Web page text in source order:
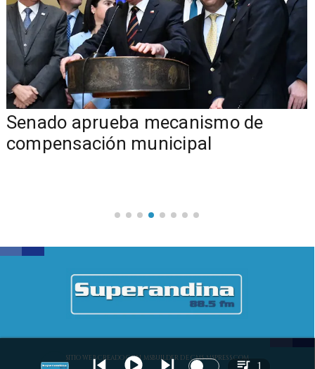
Senado aprueba mecanismo de
compensación municipal
SITIO WEB CREADO CON MSBUILDER DE CMS-MSPRESS.COM
1